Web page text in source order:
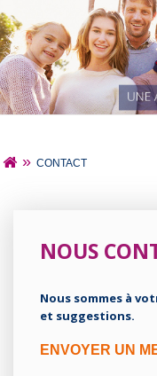
» CONTACT
NOUS
Nous sommes à
et suggestions.
ENVOYER UN